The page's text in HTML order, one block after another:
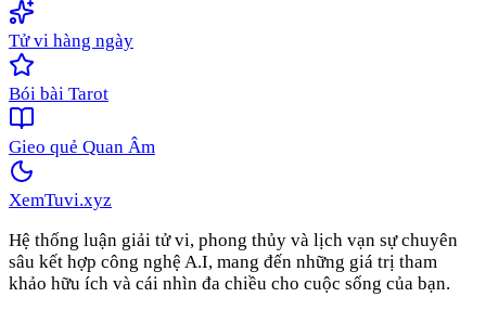
Tử vi hàng ngày
Bói bài Tarot
Gieo quẻ Quan Âm
XemTuvi.xyz
Hệ thống luận giải tử vi, phong thủy và lịch vạn sự chuyên
sâu kết hợp công nghệ A.I, mang đến những giá trị tham
khảo hữu ích và cái nhìn đa chiều cho cuộc sống của bạn.